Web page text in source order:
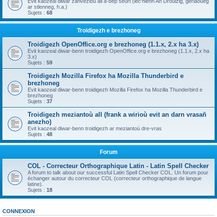
ar stlenneg, h.a.)
Sujets : 68
Troidigezh e brezhoneg
Troidigezh OpenOffice.org e brezhoneg (1.1.x, 2.x ha 3.x)
Evit kaozeal diwar-benn troidigezh OpenOffice.org e brezhoneg (1.1.x, 2.x ha
3.x)
Sujets : 59
Troidigezh Mozilla Firefox ha Mozilla Thunderbird e
brezhoneg
Evit kaozeal diwar-benn troidigezh Mozilla Firefox ha Mozilla Thunderbird e
brezhoneg
Sujets : 37
Troidigezh meziantoù all (frank a wirioù evit an darn vrasañ
anezho)
Evit kaozeal diwar-benn troidigezh ar meziantoù dre-vras
Sujets : 48
Forum
COL - Correcteur Orthographique Latin - Latin Spell Checker
A forum to talk about our successful Latin Spell Checker COL. Un forum pour
échanger autour du correcteur COL (correcteur orthographique de langue
latine).
Sujets : 18
CONNEXION